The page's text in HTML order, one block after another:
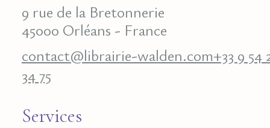
9 rue de la Bretonnerie
45000 Orléans - France
contact@librairie-walden.com+33 9 54
34 75
Services